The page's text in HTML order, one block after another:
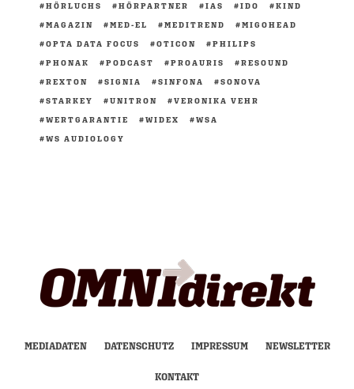
HÖRLUCHS
HÖRPARTNER IAS IDO
KIND
MAGAZIN
MED-EL MEDITREND
MIGOHEAD
OPTA DATA FOCUS
OTICON
PHILIPS
PHONAK
PODCAST PROAURIS
RESOUND
REXTON
SIGNIA SINFONA
SONOVA
STARKEY
UNITRON
VERONIKA VEHR
WERTGARANTIE
WIDEX
WSA
WS AUDIOLOGY
MEDIADATEN DATENSCHUTZ IMPRESSUM NEWSLETTER
KONTAKT